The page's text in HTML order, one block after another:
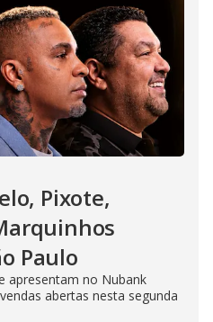
Pixote,
Paulo
apresentam no Nubank
abertas nesta segunda